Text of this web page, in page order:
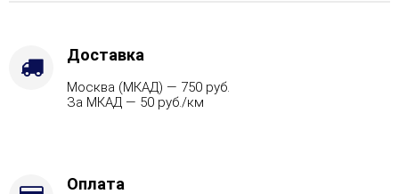
Доставка
Москва (МКАД) — 750 руб.
За МКАД — 50 руб./км
Оплата